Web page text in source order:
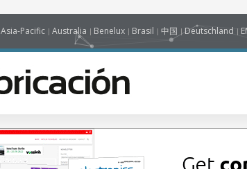
Asia-Pacific Australia Benelux Brasil 中国 Deutschland